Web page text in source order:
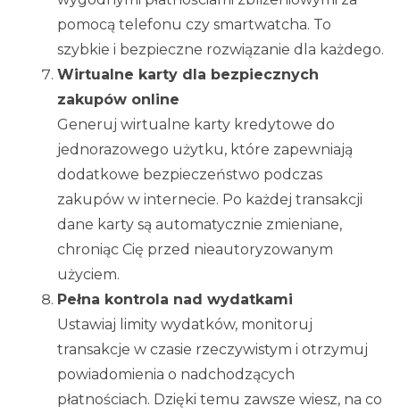
pomocą telefonu czy smartwatcha. To
szybkie i bezpieczne rozwiązanie dla każdego.
Wirtualne karty dla bezpiecznych
zakupów online
Generuj wirtualne karty kredytowe do
jednorazowego użytku, które zapewniają
dodatkowe bezpieczeństwo podczas
zakupów w internecie. Po każdej transakcji
dane karty są automatycznie zmieniane,
chroniąc Cię przed nieautoryzowanym
użyciem.
Pełna kontrola nad wydatkami
Ustawiaj limity wydatków, monitoruj
transakcje w czasie rzeczywistym i otrzymuj
powiadomienia o nadchodzących
płatnościach. Dzięki temu zawsze wiesz, na co